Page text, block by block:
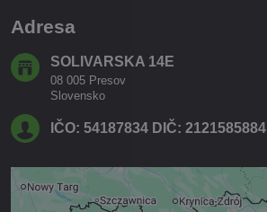
Adresa
SOLIVARSKA 14E
08 005 Presov
Slovensko
IČO: 54187834 DIČ: 2121585884